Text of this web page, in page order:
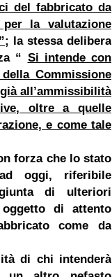
del fabbricato da
la valutazione
; la stessa delibera
“ Si intende con
Commissione
all’ammissibilità
oltre a quelle
, e come tale
forza che lo stato
oggi, riferibile
di ulteriori
di attento
come da
di chi intenderà